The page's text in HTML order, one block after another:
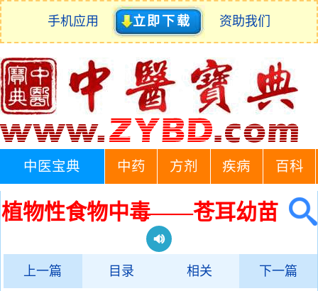
手机应用 立即下载 资助我们
中医宝典 中药 方剂 疾病 百科
植物性食物中毒——苍耳幼苗
上一篇 目录 相关 下一篇